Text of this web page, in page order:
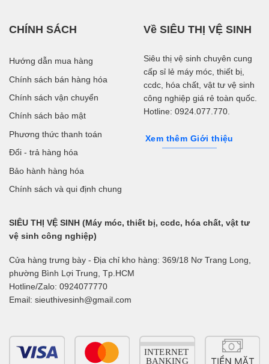
CHÍNH SÁCH
Hướng dẫn mua hàng
Chính sách bán hàng hóa
Chính sách vận chuyển
Chính sách bảo mật
Phương thức thanh toán
Đổi - trả hàng hóa
Bảo hành hàng hóa
Chính sách và qui định chung
Về SIÊU THỊ VỆ SINH
Siêu thị vệ sinh chuyên cung
cấp sỉ lẻ máy móc, thiết bị,
ccdc, hóa chất, vật tư vệ sinh
công nghiệp giá rẻ toàn quốc.
Hotline: 0924.077.770.
Xem thêm Giới thiệu
SIÊU THỊ VỆ SINH (Máy móc, thiết bị, ccdc, hóa chất, vật tư
vệ sinh công nghiệp)
Cửa hàng trưng bày - Địa chỉ kho hàng: 369/18 Nơ Trang Long,
phường Bình Lợi Trung, Tp.HCM
Hotline/Zalo: 0924077770
Email: sieuthivesinh@gmail.com